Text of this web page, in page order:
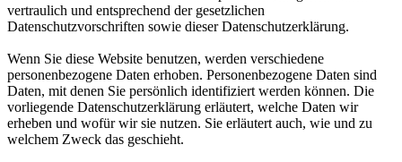
vertraulich und entsprechend der gesetzlichen
Datenschutzvorschriften sowie dieser Datenschutzerklärung.
Wenn Sie diese Website benutzen, werden verschiedene
personenbezogene Daten erhoben. Personenbezogene Daten sind
Daten, mit denen Sie persönlich identifiziert werden können. Die
vorliegende Datenschutzerklärung erläutert, welche Daten wir
erheben und wofür wir sie nutzen. Sie erläutert auch, wie und zu
welchem Zweck das geschieht.